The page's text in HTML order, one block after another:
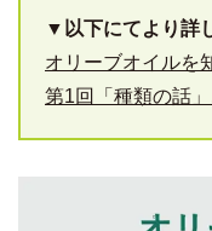
▼以下にてより詳
オリーブオイルを
第1回「種類の話